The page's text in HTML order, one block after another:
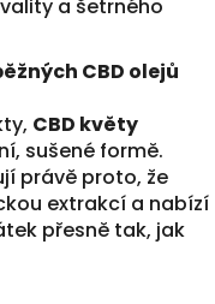
a šetrného
CBD olejů
CBD květy
sušené formě.
právě proto, že
extrakcí a nabízí
přesně tak, jak